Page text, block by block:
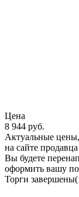
Цена
8 944 руб.
Актуальные
на сайте
Вы будете
оформить вашу
Торги завершены